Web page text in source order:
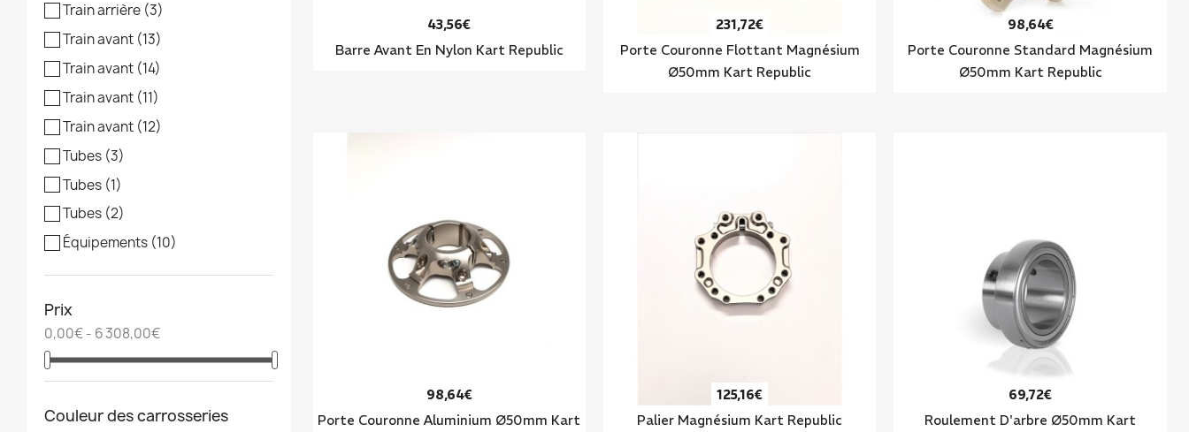
Train arrière (3)
Train avant (13)
Train avant (14)
Train avant (11)
Train avant (12)
Tubes (3)
Tubes (1)
Tubes (2)
Équipements (10)
Prix
0,00€ - 6 308,00€
Couleur des carrosseries
43,56€
Barre Avant En Nylon Kart Republic
231,72€
Porte Couronne Flottant Magnésium
Ø50mm Kart Republic
98,64€
Porte Couronne Standard Magnésium
Ø50mm Kart Republic
98,64€
Porte Couronne Aluminium Ø50mm Kart
125,16€
Palier Magnésium Kart Republic
69,72€
Roulement D'arbre Ø50mm Kart